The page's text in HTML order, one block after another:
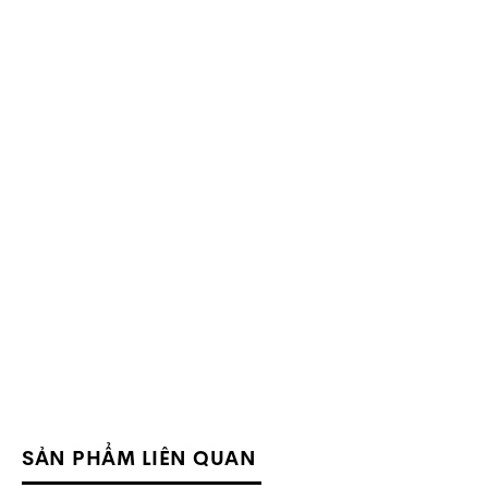
SẢN PHẨM LIÊN QUAN